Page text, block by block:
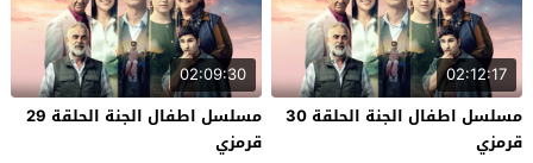
02:12:17
مسلسل اطفال الجنة الحلقة 30
قرمزي
02:09:30
مسلسل اطفال الجنة الحلقة 29
قرمزي